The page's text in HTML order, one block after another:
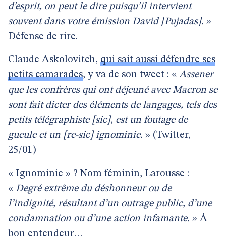
d’esprit, on peut le dire puisqu’il intervient
souvent dans votre émission David [Pujadas]. »
Défense de rire.
Claude Askolovitch, qui sait aussi défendre ses
petits camarades, y va de son tweet : « Assener
que les confrères qui ont déjeuné avec Macron se
sont fait dicter des éléments de langages, tels des
petits télégraphiste [sic], est un foutage de
gueule et un [re-sic] ignominie. » (Twitter,
25/01)
« Ignominie » ? Nom féminin, Larousse :
« Degré extrême du déshonneur ou de
l’indignité, résultant d’un outrage public, d’une
condamnation ou d’une action infamante. » À
bon entendeur…